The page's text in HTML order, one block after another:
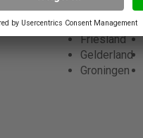
Drenthe
Flevoland
Friesland
Gelderland
Groningen